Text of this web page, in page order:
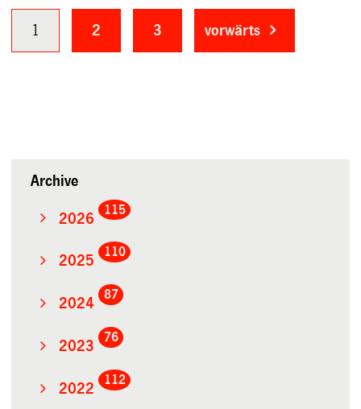
1 2 3 vorwärts
Archive
2026
115
2025
110
2024
87
2023
76
2022
112